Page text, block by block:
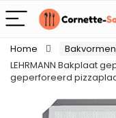
Home
LEHRMANN Bakplaat
geperforeerd